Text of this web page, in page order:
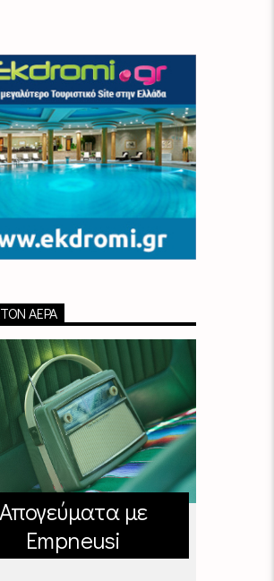
ΑΈΡΑ
Απογεύματα με
Empneusi